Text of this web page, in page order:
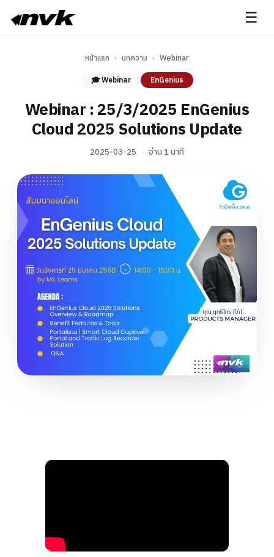
☰
หน้าแรก › บทความ › Webinar
🎓 Webinar EnGenius
Webinar : 25/3/2025 EnGenius
Cloud 2025 Solutions Update
2025-03-25 · อ่าน 1 นาที